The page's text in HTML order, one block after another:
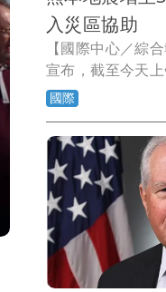
入災區協助
【國際中心／綜
宣布，截至今天
的罹難者增加到
災區大致準備好開
一個週末，10個
國際